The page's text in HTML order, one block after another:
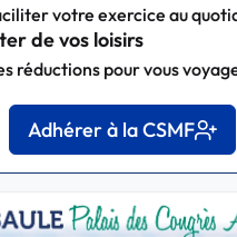
votre exercice au
de vos loisirs
réductions pour vous
Adhérer à la CSMF